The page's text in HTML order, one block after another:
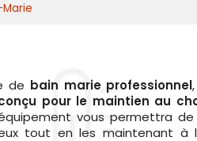
de bain marie professionnel
pour le maintien au
vous permettra de
tout en les maintenant à